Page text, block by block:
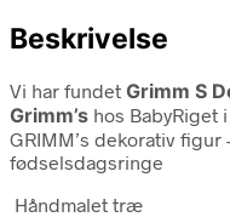
Beskrivelse
Vi har fundet Grimm S
Grimm’s hos BabyRiget
GRIMM’s dekorativ figur
fødselsdagsringe
Håndmalet træ